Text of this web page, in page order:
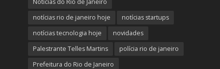
notícias rio de janeiro hoje
notícias startups
notícias tecnologia hoje
novidades
Palestrante Telles Martins
polícia rio de janeiro
Prefeitura do Rio de Janeiro